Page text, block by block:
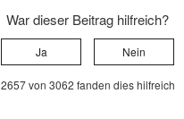
War dieser Beitrag hilfreich?
Ja Nein
2657 von 3062 fanden dies hilfreich